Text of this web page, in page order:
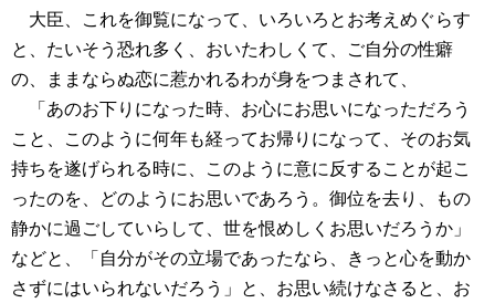
大臣、これを御覧になって、いろいろとお考えめぐらす
と、たいそう恐れ多く、おいたわしくて、ご自分の性癖
の、ままならぬ恋に惹かれるわが身をつまされて、
「あのお下りになった時、お心にお思いになっただろう
こと、このように何年も経ってお帰りになって、そのお気
持ちを遂げられる時に、このように意に反することが起こ
ったのを、どのようにお思いであろう。御位を去り、もの
静かに過ごしていらして、世を恨めしくお思いだろうか」
などと、「自分がその立場であったなら、きっと心を動か
さずにはいられないだろう」と、お思い続けなさると、お